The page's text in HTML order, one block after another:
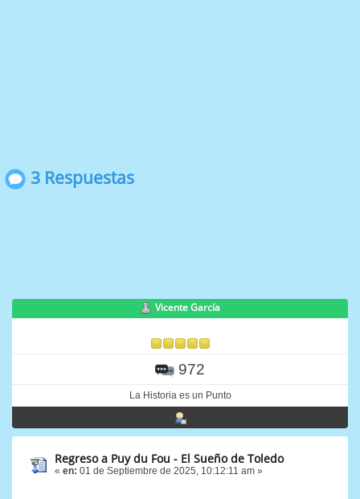
3 Respuestas
Vicente García
972
La Historia es un Punto
Regreso a Puy du Fou - El Sueño de Toledo
« en: 01 de Septiembre de 2025, 10:12:11 am »